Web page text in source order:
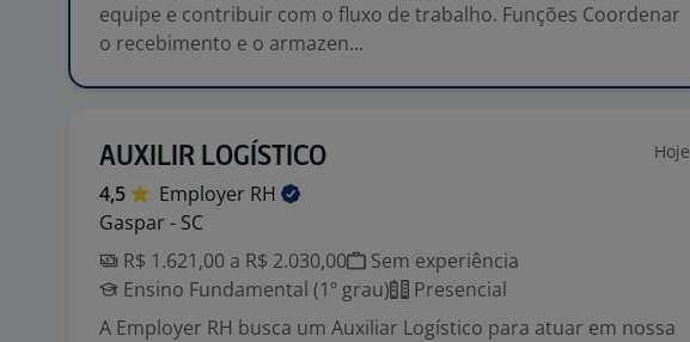
equipe e contribuir com o fluxo de trabalho. Funções Coordenar
o recebimento e o armazen...
AUXILIR LOGÍSTICO Hoje
4,5 Employer RH
Gaspar - SC
R$ 1.621,00 a R$ 2.030,00
Sem experiência
Ensino Fundamental (1º grau)
Presencial
A Employer RH busca um Auxiliar Logístico para atuar em nossa